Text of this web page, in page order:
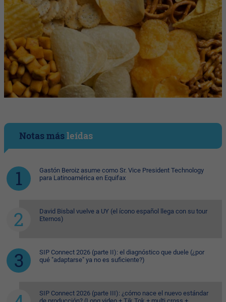
Notas másleídas
Gastón Beroiz asume como Sr. Vice President Technology
para Latinoamérica en Equifax
David Bisbal vuelve a UY (el ícono español llega con su tour
Eternos)
SIP Connect 2026 (parte II): el diagnóstico que duele (¿por
qué "adaptarse" ya no es suficiente?)
SIP Connect 2026 (parte III): ¿cómo nace el nuevo estándar